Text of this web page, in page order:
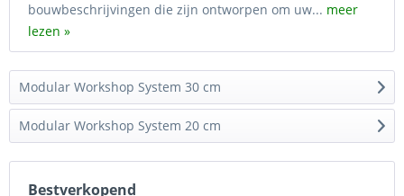
bouwbeschrijvingen die zijn ontworpen om uw... meer
lezen »
Modular Workshop System 30 cm
Modular Workshop System 20 cm
Bestverkopend